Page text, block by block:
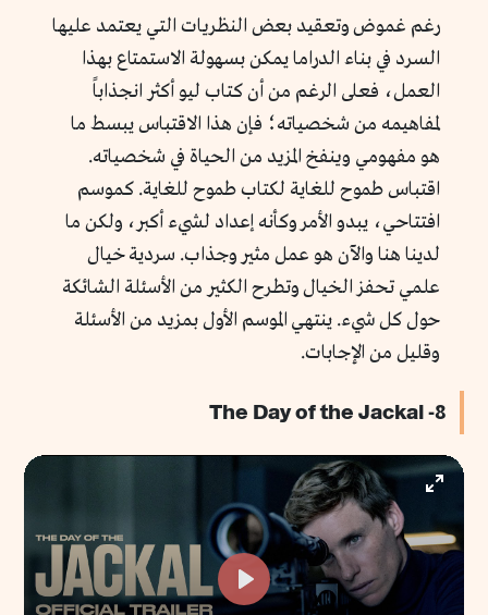
رغم غموض وتعقيد بعض النظريات التي يعتمد عليها
السرد في بناء الدراما يمكن بسهولة الاستمتاع بهذا
العمل، فعلى الرغم من أن كتاب ليو أكثر انجذاباً
لمفاهيمه من شخصياته؛ فإن هذا الاقتباس يبسط ما
هو مفهومي وينفخ المزيد من الحياة في شخصياته.
اقتباس طموح للغاية لكتاب طموح للغاية. كموسم
افتتاحي، يبدو الأمر وكأنه إعداد لشيء أكبر، ولكن ما
لدينا هنا والآن هو عمل مثير وجذاب. سردية خيال
علمي تحفز الخيال وتطرح الكثير من الأسئلة الشائكة
حول كل شيء. ينتهي الموسم الأول بمزيد من الأسئلة
وقليل من الإجابات.
8- The Day of the Jackal
Play